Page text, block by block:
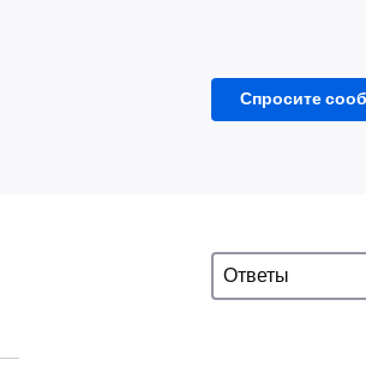
Спросите